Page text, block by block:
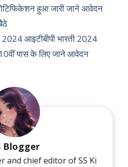
हुआ जारी जाने आवेदन
आइटीबीपी भारती 2024
पास के लिए जाने आवेदन
Blogger
and chief editor of SS Ki